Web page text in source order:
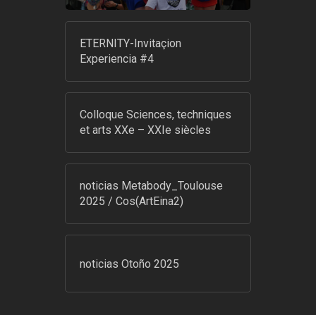
ETERNITY-Invitaçion
Experiencia #4
Colloque Sciences, techniques
et arts XXe – XXIe siècles
noticias Metabody_Toulouse
2025 / Cos(ArtEina2)
noticias Otoño 2025